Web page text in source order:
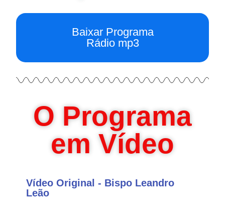
Baixar Programa
Rádio mp3
O Programa
em Vídeo
Vídeo Original - Bispo Leandro
Leão